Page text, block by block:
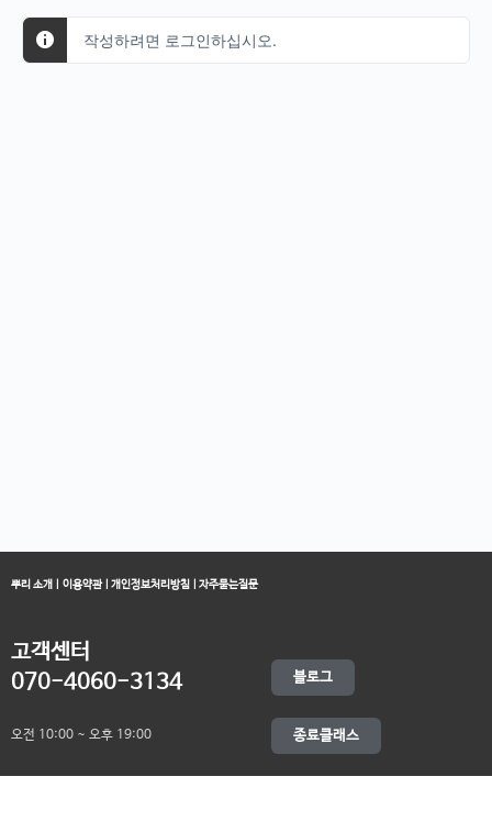
작성하려면 로그인하십시오.
뿌리 소개 이용약관 개인정보처리방침 자주묻는질문
고객센터
070-4060-3134
오전 10:00 ~ 오후 19:00
블로그
종료클래스